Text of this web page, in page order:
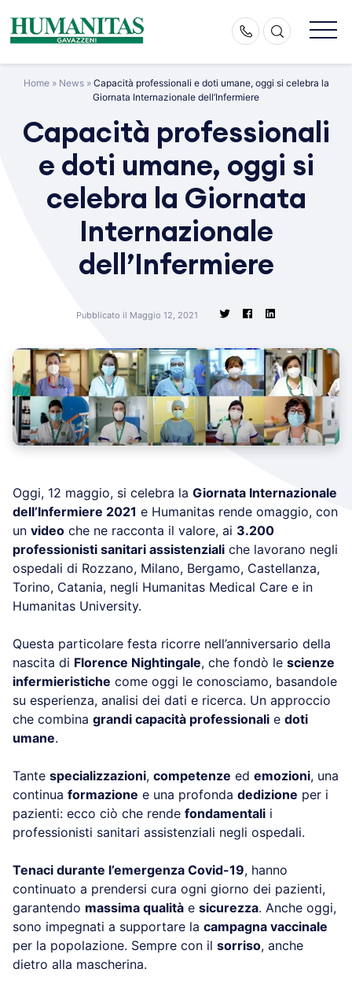
content
Home» News» Capacità professionali e doti umane, oggi si celebra la
Giornata Internazionale dell’Infermiere
Capacità professionali
e doti umane, oggi si
celebra la Giornata
Internazionale
dell’Infermiere
Pubblicato il Maggio 12, 2021
Oggi, 12 maggio, si celebra la Giornata Internazionale
dell’Infermiere 2021 e Humanitas rende omaggio, con
un video che ne racconta il valore, ai 3.200
professionisti sanitari assistenziali che lavorano negli
ospedali di Rozzano, Milano, Bergamo, Castellanza,
Torino, Catania, negli Humanitas Medical Care e in
Humanitas University.
Questa particolare festa ricorre nell’anniversario della
nascita di Florence Nightingale, che fondò le scienze
infermieristiche come oggi le conosciamo, basandole
su esperienza, analisi dei dati e ricerca. Un approccio
che combina grandi capacità professionali e doti
umane.
Tante specializzazioni, competenze ed emozioni, una
continua formazione e una profonda dedizione per i
pazienti: ecco ciò che rende fondamentali i
professionisti sanitari assistenziali negli ospedali.
Tenaci durante l’emergenza Covid-19, hanno
continuato a prendersi cura ogni giorno dei pazienti,
garantendo massima qualità e sicurezza. Anche oggi,
sono impegnati a supportare la campagna vaccinale
per la popolazione. Sempre con il sorriso, anche
dietro alla mascherina.